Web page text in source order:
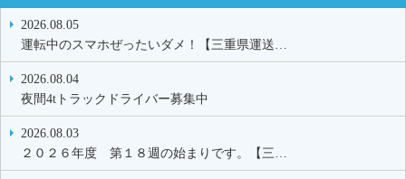
2026.08.05
運転中のスマホぜったいダメ！【三重県運送…
2026.08.04
夜間4tトラックドライバー募集中
2026.08.03
２０２６年度 第１８週の始まりです。【三…